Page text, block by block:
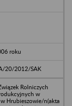
roku
20/2012/SAK
Rolniczych
w
Hrubieszowie/n(akta